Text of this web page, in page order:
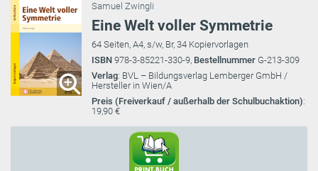
Samuel Zwingli
Eine Welt voller Symmetrie
64 Seiten, A4, s/w, Br, 34 Kopiervorlagen
ISBN 978-3-85221-330-9, Bestellnummer G-213-309
Verlag: BVL – Bildungsverlag Lemberger GmbH /
Hersteller in Wien/A
Preis (Freiverkauf / außerhalb der Schulbuchaktion):
19,90 €